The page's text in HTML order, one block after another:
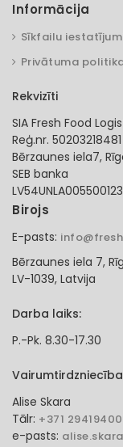
Informācija
Sīkfailu
Privātuma
Rekvizīti
SIA Fresh Food
Reģ.nr. 50203218481
Bērzaunes iela7,
SEB banka
Birojs
E-pasts:
Bērzaunes iela 7,
LV-1039, Latvija
Darba laiks:
P.-Pk. 8.30-17.30
Alise Skara
Tālr: +371 29419400
e-pasts: